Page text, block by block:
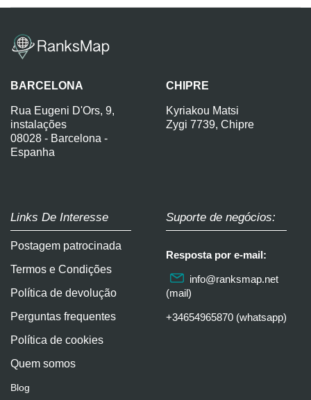
BARCELONA
Rua Eugeni D'Ors, 9,
instalações
08028 - Barcelona -
Espanha
CHIPRE
Kyriakou Matsi
Zygi 7739, Chipre
Links De Interesse
Postagem patrocinada
Termos e Condições
Política de devolução
Perguntas frequentes
Política de cookies
Quem somos
Blog
Suporte de negócios:
Resposta por e-mail:
info@ranksmap.net
(mail)
+34654965870 (whatsapp)